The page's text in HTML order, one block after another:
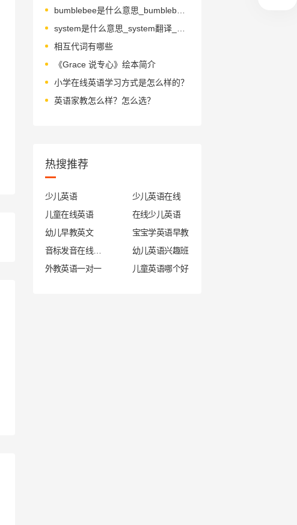
bumblebee是什么意思_bumblebee怎么读_音标ˈbʌmblbi-
相互代词有哪些
《Grace 说专心》绘本简介
小学在线英语学习方式是怎么样的？
英语家教怎么样？怎么选？
热搜推荐
少儿英语
少儿英语在线
儿童在线英语
在线少儿英语
幼儿早教英文
宝宝学英语早教
幼儿英语兴趣班
外教英语一对一
儿童英语哪个好